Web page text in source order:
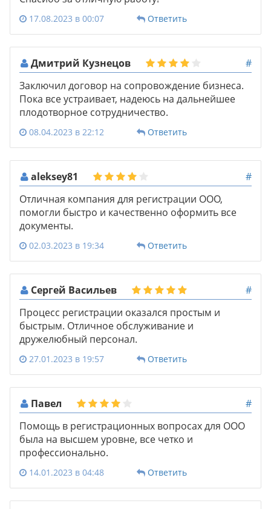
17.08.2023 в 00:07 Ответить
Дмитрий Кузнецов
#
Заключил договор на сопровождение бизнеса.
Пока все устраивает, надеюсь на дальнейшее
плодотворное сотрудничество.
08.04.2023 в 22:12 Ответить
aleksey81
#
Отличная компания для регистрации ООО,
помогли быстро и качественно оформить все
документы.
02.03.2023 в 19:34 Ответить
Сергей Васильев
#
Процесс регистрации оказался простым и
быстрым. Отличное обслуживание и
дружелюбный персонал.
27.01.2023 в 19:57 Ответить
Павел
#
Помощь в регистрационных вопросах для ООО
была на высшем уровне, все четко и
профессионально.
14.01.2023 в 04:48 Ответить